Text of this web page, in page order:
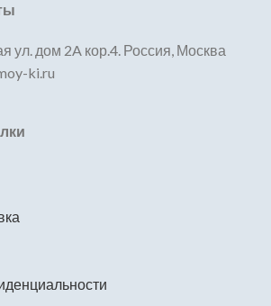
ул. дом 2A кор.4. Россия, Москва
ki.ru